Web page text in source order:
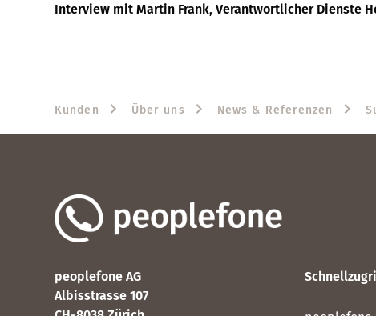
Interview mit Martin Frank, Verantwortlicher Dienste
Kunden Über uns News & Referenzen
peoplefone AG
Albisstrasse 107